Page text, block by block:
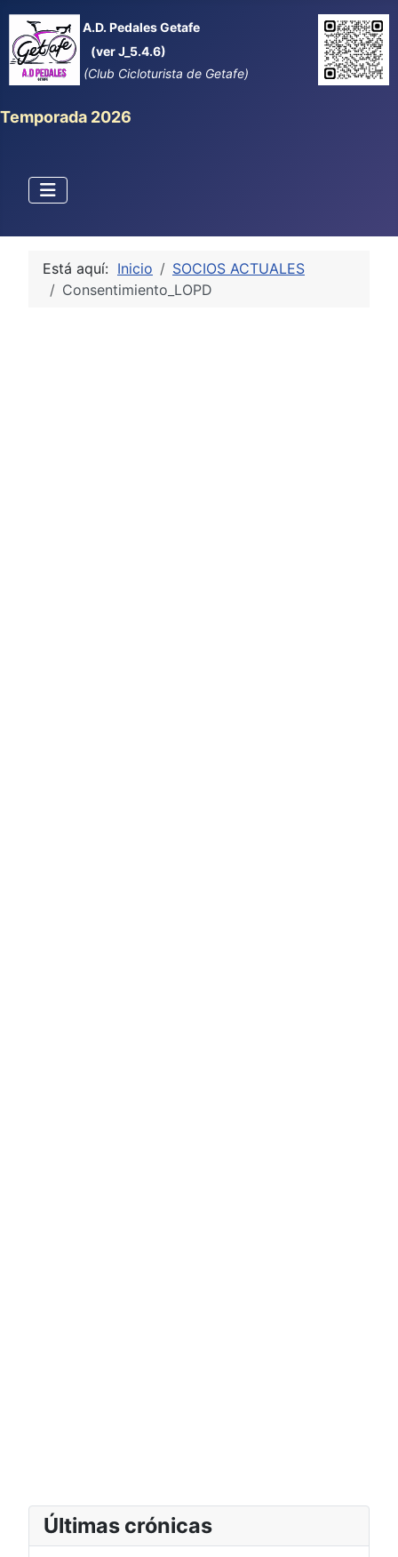
A.D. Pedales Getafe
(ver J_5.4.6)
(Club Cicloturista de Getafe)
Temporada 2026
Está aquí: Inicio
SOCIOS ACTUALES
Consentimiento_LOPD
Últimas crónicas